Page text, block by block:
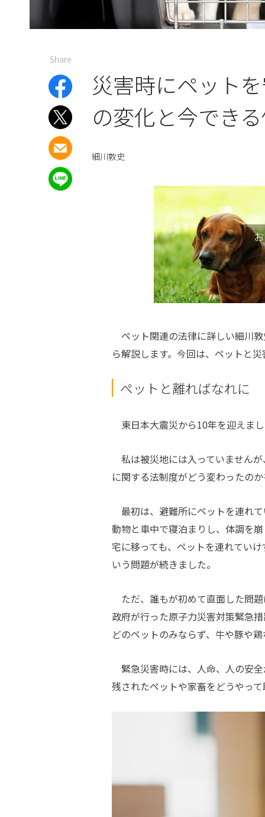
Share
災害時にペット
の変化と今でき
細川敦史
ペット関連の法律に詳しい細川
ら解説します。今回は、ペットと災
ペットと離ればなれに
東日本大震災から10年を迎えま
私は被災地には入っていません
に関する法制度がどう変わったの
最初は、避難所にペットを連れ
動物と車中で寝泊まりし、体調を
宅に移っても、ペットを連れてい
いう問題が続きました。
ただ、誰もが初めて直面した問
政府が行った原子力災害対策緊急
どのペットのみならず、牛や豚や
緊急災害時には、人命、人の安
残されたペットや家畜をどうやっ